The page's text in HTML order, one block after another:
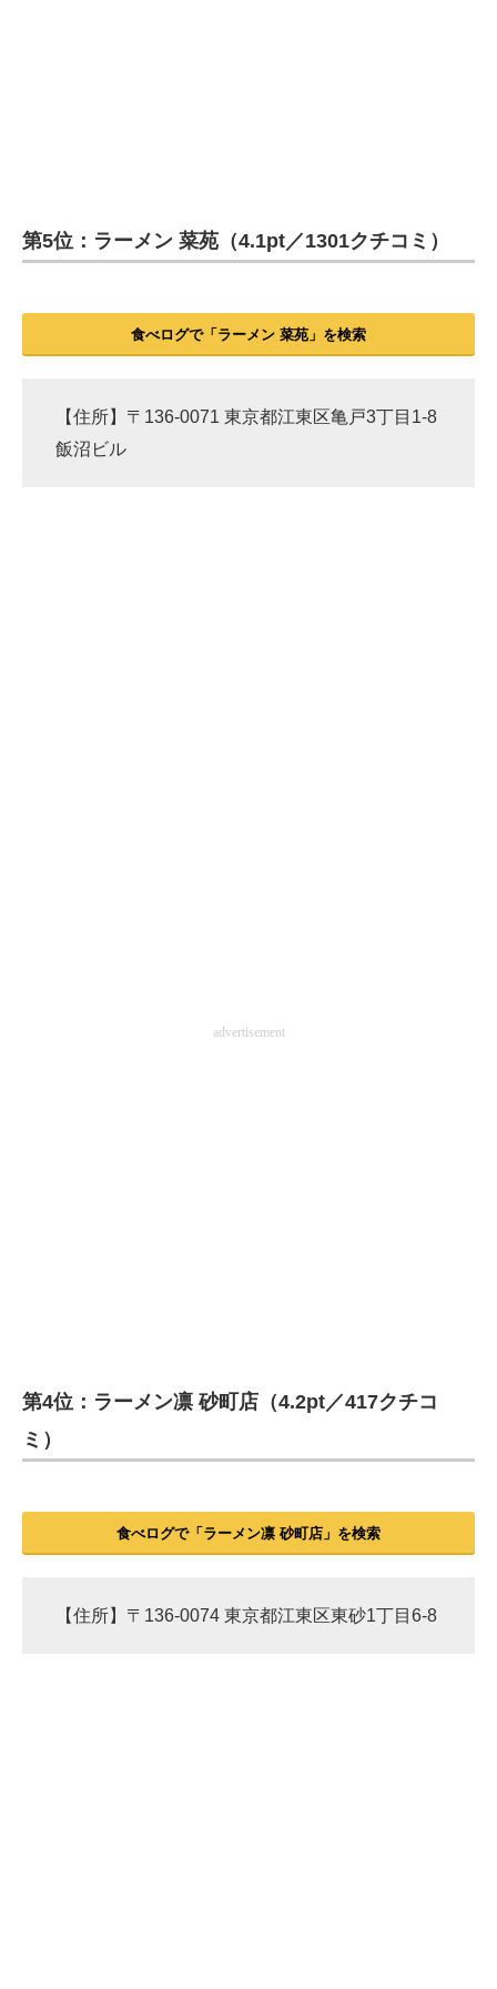
第5位：ラーメン 菜苑（4.1pt／1301クチコミ）
食べログで「ラーメン 菜苑」を検索
【住所】〒136-0071 東京都江東区亀戸3丁目1-8
飯沼ビル
advertisement
第4位：ラーメン凛 砂町店（4.2pt／417クチコ
ミ）
食べログで「ラーメン凛 砂町店」を検索
【住所】〒136-0074 東京都江東区東砂1丁目6-8